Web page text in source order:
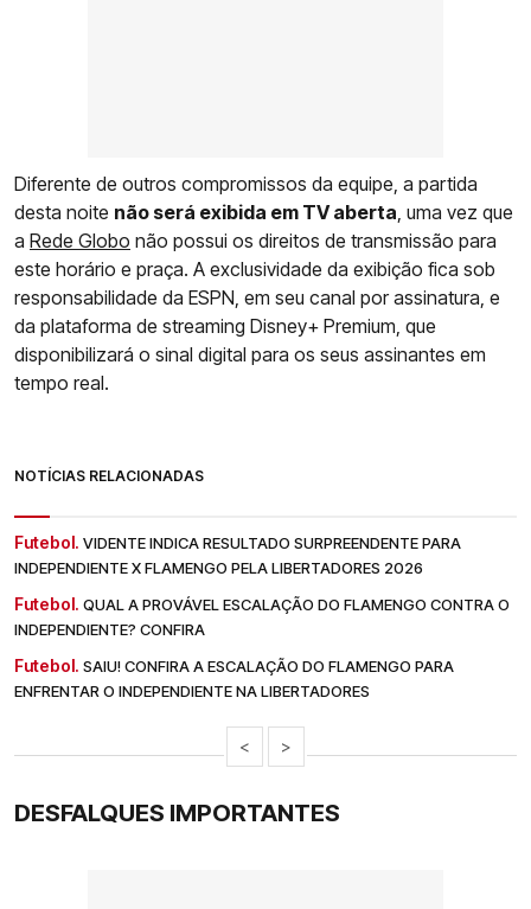
Diferente de outros compromissos da equipe, a partida
desta noite não será exibida em TV aberta, uma vez que
a Rede Globo não possui os direitos de transmissão para
este horário e praça. A exclusividade da exibição fica sob
responsabilidade da ESPN, em seu canal por assinatura, e
da plataforma de streaming Disney+ Premium, que
disponibilizará o sinal digital para os seus assinantes em
tempo real.
NOTÍCIAS RELACIONADAS
Futebol. VIDENTE INDICA RESULTADO SURPREENDENTE PARA
INDEPENDIENTE X FLAMENGO PELA LIBERTADORES 2026
Futebol. QUAL A PROVÁVEL ESCALAÇÃO DO FLAMENGO CONTRA O
INDEPENDIENTE? CONFIRA
Futebol. SAIU! CONFIRA A ESCALAÇÃO DO FLAMENGO PARA
ENFRENTAR O INDEPENDIENTE NA LIBERTADORES
< >
DESFALQUES IMPORTANTES